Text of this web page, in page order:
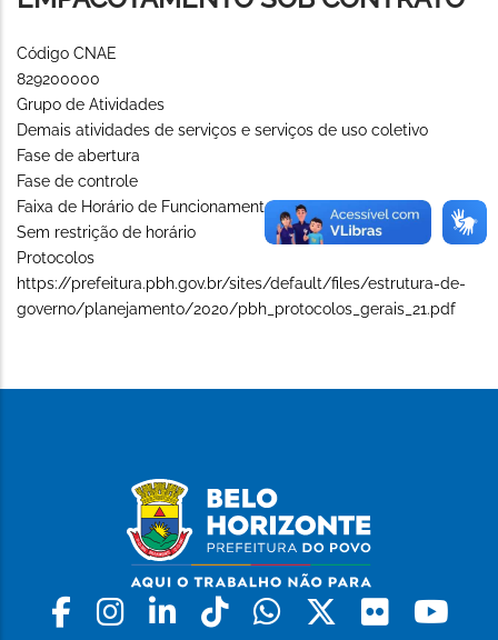
Código CNAE
829200000
Grupo de Atividades
Demais atividades de serviços e serviços de uso coletivo
Fase de abertura
Fase de controle
Faixa de Horário de Funcionamento (Long)
Sem restrição de horário
Protocolos
https://prefeitura.pbh.gov.br/sites/default/files/estrutura-de-
governo/planejamento/2020/pbh_protocolos_gerais_21.pdf
Facebook
Instagram
LinkedinTiktokWhatsapp
X Flickr